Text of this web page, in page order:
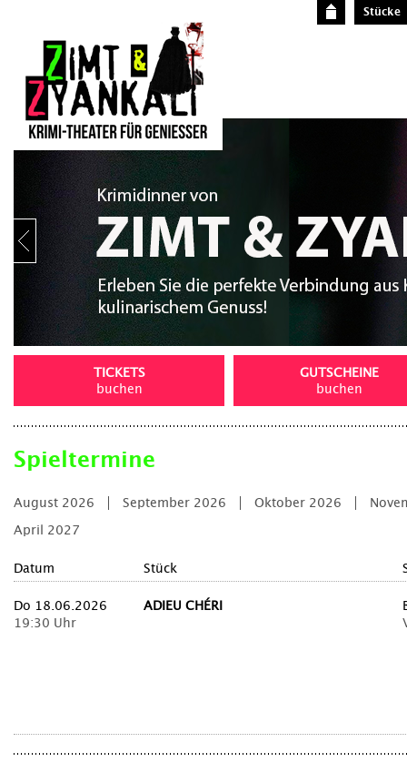
Stücke
TICKETS
buchen
GUTSCHEINE
buchen
Spieltermine
August 2026 September 2026 Oktober 2026
April 2027
Datum Stück
Do 18.06.2026
19:30 Uhr
ADIEU CHÉRI